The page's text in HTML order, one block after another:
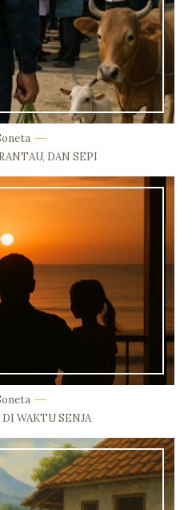
DAN SEPI
DI WAKTU SENJA